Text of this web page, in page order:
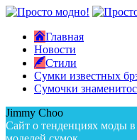
Главная
Новости
Стили
Сумки известных
Сумочки
Jimmy Choo
Сайт о тенденциях моды